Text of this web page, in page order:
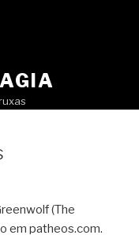
(The
em patheos.com.